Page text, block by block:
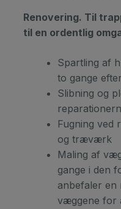
Renovering. Til
til en ordentlig
Spartling af
to gange
Slibning og
Fugning ved
og træværk
Maling af
gange i den
anbefaler en
væggene for